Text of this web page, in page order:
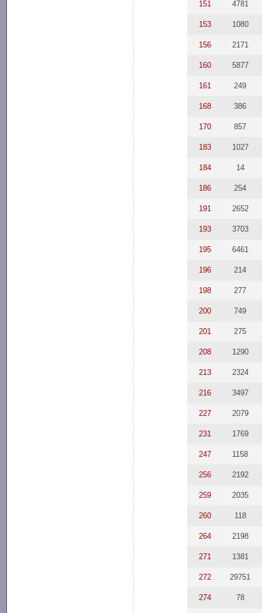
151 4781
153 1080
156 2171
160 5877
161 249
168 386
170 857
183 1027
184 14
186 254
191 2652
193 3703
195 6461
196 214
198 277
200 749
201 275
208 1290
213 2324
216 3497
227 2079
231 1769
247 1158
256 2192
259 2035
260 118
264 2198
271 1381
272 29751
274 78